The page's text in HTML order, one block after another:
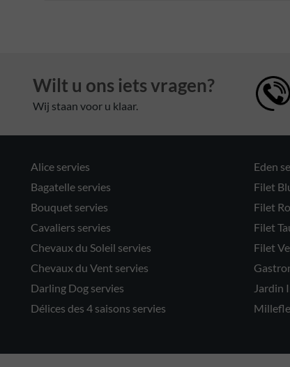
Wilt u ons iets vragen?
Wij staan voor u klaar.
Alice servies
Bagatelle servies
Bouquet servies
Cavaliers servies
Chevaux du Soleil servies
Chevaux du Vent servies
Darling Dog servies
Délices des 4 saisons servies
Eden
Filet
Filet
Filet
Filet
Jardin